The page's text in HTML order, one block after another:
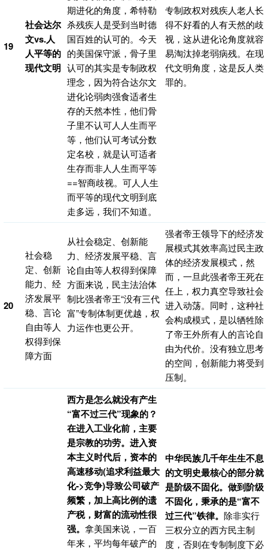
19
社会达尔
文vs.人
人平等的
现代文明
期进化的角度，希特勒
杀残疾人是受到当时德
国百姓的认可的。今天
的美国保守派，骨子里
认可的其实是专制政权
理念，因为符合达尔文
进化论弱肉强食适者生
存的天然本性，他们骨
子里不认可人人生而平
等，他们认可考试分数
定名校，就是认可适者
生存而非人人生而平等
==智商歧视。可人人生
而平等的现代文明到底
走多远，我们不知道。
专制政权对残疾人老人长
得不好看的人有天然的歧
视，这从进化论角度就容
易淘汰掉老弱病残。在现
代文明角度，这是反人类
罪的。
20
社会稳
定、创新
能力、经
济发展平
稳、言论
自由等人
权得到保
障方面
从社会稳定、创新能
力、经济发展平稳、言
论自由等人权得到保障
方面来说，民主法治体
制比强者帝王“没有三代
富”专制体制更优越，权
力运作也更公开。
强者帝王领导下的经济发
展模式其效率高过民主政
体的经济发展模式，然
而，一旦此强者帝王死在
任上，权力真空导致社会
进入动荡。同时，这种社
会构成模式，是以牺牲除
了帝王外所有人的言论自
由为代价。没有独立思考
的空间，创新能力将受到
压制。
西方是怎么就没有产生
“富不过三代”现象的？
在进入工业化前，主要
是宗教的功劳。进入资
本主义时代后，资本的
高速移动(追求利益最大
化->竞争)导致公司破产
频繁，加上高比例的遗
产税，财富的流动性很
强。 拿美国来说，一百
年来，平均每年破产的
中华民族几千年生生不息
的文明史最核心的部分就
是阶级不固化。做到阶级
不固化，秉承的是“富不
过三代”铁律。 除非实行
三权分立的西方民主制
度，否则在专制制度下必